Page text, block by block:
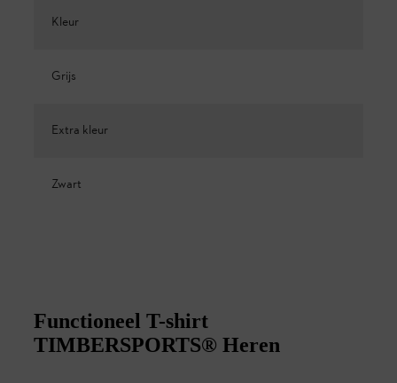
Kleur
Grijs
Extra kleur
Zwart
Functioneel T-shirt
TIMBERSPORTS® Heren